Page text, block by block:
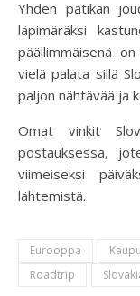
Yhden patikan
läpimäräksi
päällimmäisenä
vielä palata sillä
paljon nähtävää ja
Omat vinkit
postauksessa,
viimeiseksi
lähtemistä.
Eurooppa
Roadtrip